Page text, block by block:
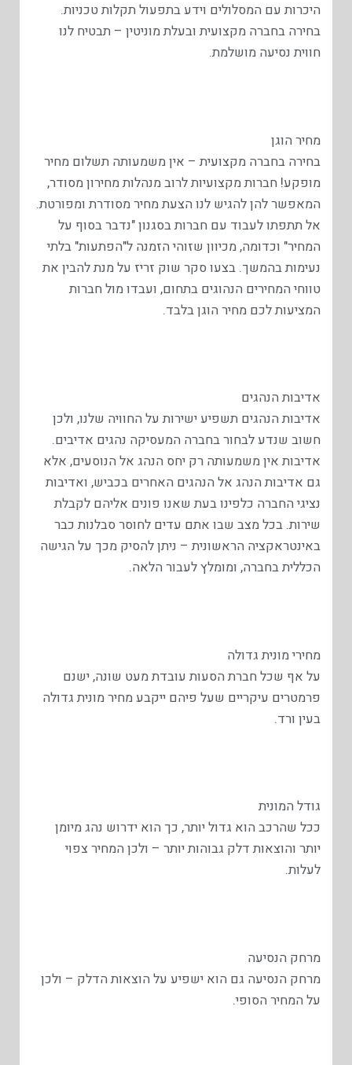
היכרות עם המסלולים וידע בתפעול תקלות טכניות.
בחירה בחברה מקצועית ובעלת מוניטין – תבטיח לנו
חווית נסיעה מושלמת.
מחיר הוגן
בחירה בחברה מקצועית – אין משמעותה תשלום מחיר
מופקע! חברות מקצועיות לרוב מנהלות מחירון מסודר,
המאפשר להן להגיש לנו הצעת מחיר מסודרת ומפורטת.
אל תתפתו לעבוד עם חברות בסגנון "נדבר בסוף על
המחיר" וכדומה, מכיוון שזוהי הזמנה ל"הפתעות" בלתי
נעימות בהמשך. בצעו סקר שוק זריז על מנת להבין את
טווחי המחירים הנהוגים בתחום, ועבדו מול חברות
המציעות לכם מחיר הוגן בלבד.
אדיבות הנהגים
אדיבות הנהגים תשפיע ישירות על החוויה שלנו, ולכן
חשוב שנדע לבחור בחברה המעסיקה נהגים אדיבים.
אדיבות אין משמעותה רק יחס הנהג אל הנוסעים, אלא
גם אדיבות הנהג אל הנהגים האחרים בכביש, ואדיבות
נציגי החברה כלפינו בעת שאנו פונים אליהם לקבלת
שירות. בכל מצב שבו אתם עדים לחוסר סבלנות כבר
באינטראקציה הראשונית – ניתן להסיק מכך על הגישה
הכללית בחברה, ומומלץ לעבור הלאה.
מחירי מונית גדולה
על אף שכל חברת הסעות עובדת מעט שונה, ישנם
פרמטרים עיקריים שעל פיהם ייקבע מחיר מונית גדולה
בעין ורד.
גודל המונית
ככל שהרכב הוא גדול יותר, כך הוא ידרוש נהג מיומן
יותר והוצאות דלק גבוהות יותר – ולכן המחיר צפוי
לעלות.
מרחק הנסיעה
מרחק הנסיעה גם הוא ישפיע על הוצאות הדלק – ולכן
על המחיר הסופי.